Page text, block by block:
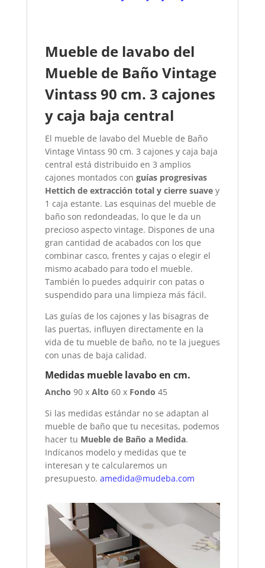
Mueble de lavabo del
Mueble de Baño Vintage
Vintass 90 cm. 3 cajones
y caja baja central
El mueble de lavabo del Mueble de Baño
Vintage Vintass 90 cm. 3 cajones y caja baja
central está distribuido en 3 amplios
cajones montados con guías progresivas
Hettich de extracción total y cierre suavey
1 caja estante. Las esquinas del mueble de
baño son redondeadas, lo que le da un
precioso aspecto vintage. Dispones de una
gran cantidad de acabados con los que
combinar casco, frentes y cajas o elegir el
mismo acabado para todo el mueble.
También lo puedes adquirir con patas o
suspendido para una limpieza más fácil.
Las guías de los cajones y las bisagras de
las puertas, influyen directamente en la
vida de tu mueble de baño, no te la juegues
con unas de baja calidad.
Medidas mueble lavabo en cm.
Ancho 90 x Alto 60 x Fondo 45
Si las medidas estándar no se adaptan al
mueble de baño que tu necesitas, podemos
hacer tu Mueble de Baño a Medida.
Indícanos modelo y medidas que te
interesan y te calcularemos un
presupuesto. amedida@mudeba.com